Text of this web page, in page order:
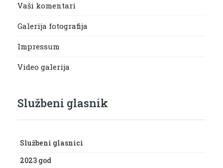
Vaši komentari
Galerija fotografija
Impressum
Video galerija
Službeni glasnik
Službeni glasnici
2023 god